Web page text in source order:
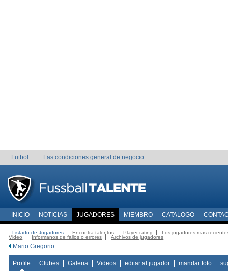
Futbol Las condiciones general de negocio
INICIO NOTICIAS JUGADORES MIEMBRO CATALOGO
Listado de Jugadores Encontra talentos Player rating
Los jugadores mas
Video
Informanos de fallos o errores Archivos de jugadores
Mario Gregorio
Profile Clubes Galeria Videos editar al jugador mandar foto